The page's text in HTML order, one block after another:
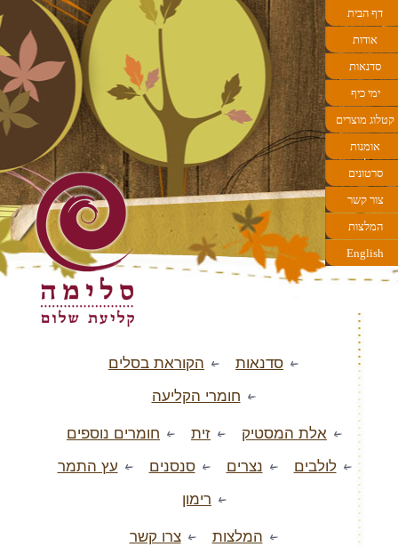
דף הבית
אודות
סדנאות
ימי כיף
קטלוג מוצרים
אומנות
הקליעה
סרטונים
צור קשר
המלצות
English
סדנאות
הקוראת בסלים
חומרי הקליעה
אלת המסטיק זית
חומרים נוספים
לולבים
נצרים סנסנים
עץ התמר
רימון
המלצות צרו קשר